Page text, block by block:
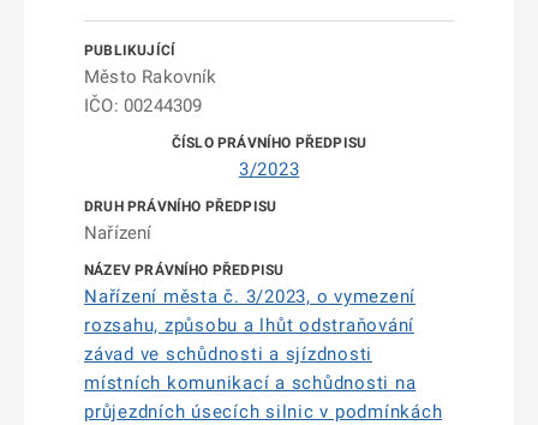
Město Rakovník
IČO: 00244309
3/2023
Nařízení
Nařízení města č. 3/2023, o vymezení
rozsahu, způsobu a lhůt odstraňování
závad ve schůdnosti a sjízdnosti
místních komunikací a schůdnosti na
průjezdních úsecích silnic v podmínkách